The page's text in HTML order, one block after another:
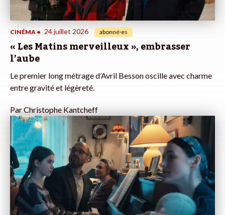
CINÉMA • 24 juillet 2026 abonné·es
« Les Matins merveilleux », embrasser
l’aube
Le premier long métrage d’Avril Besson oscille avec charme
entre gravité et légèreté.
ParChristophe Kantcheff